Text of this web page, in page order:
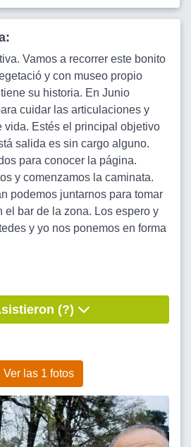
Vamos a recorrer este bonito
y con museo propio
su historia. En Junio
cuidar las articulaciones y
vida. Estés el principal objetivo
salida es sin cargo alguno.
para conocer la página.
y comenzamos la caminata.
podemos juntarnos para tomar
el bar de la zona. Los espero y
y yo nos ponemos en forma
(?)
Ver las 1 fotos